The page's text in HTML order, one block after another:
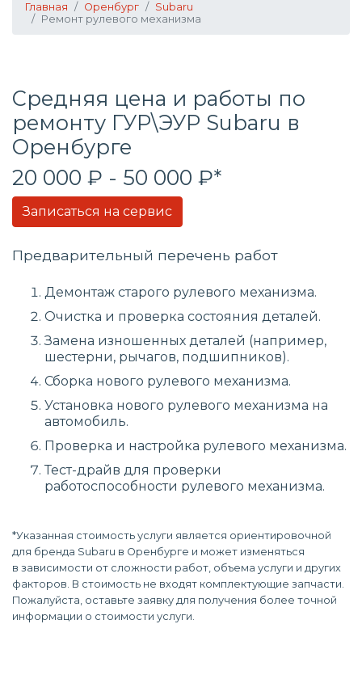
Главная Оренбург
Subaru
Ремонт рулевого механизма
Средняя цена и работы по
ремонту ГУР\ЭУР Subaru в
Оренбурге
20 000 ₽ - 50 000 ₽*
Записаться на сервис
Предварительный перечень работ
Демонтаж старого рулевого механизма.
Очистка и проверка состояния деталей.
Замена изношенных деталей (например,
шестерни, рычагов, подшипников).
Сборка нового рулевого механизма.
Установка нового рулевого механизма на
автомобиль.
Проверка и настройка рулевого механизма.
Тест-драйв для проверки
работоспособности рулевого механизма.
*Указанная стоимость услуги является ориентировочной
для бренда Subaru в Оренбурге и может изменяться
в зависимости от сложности работ, объема услуги и других
факторов. В стоимость не входят комплектующие запчасти.
Пожалуйста, оставьте заявку для получения более точной
информации о стоимости услуги.